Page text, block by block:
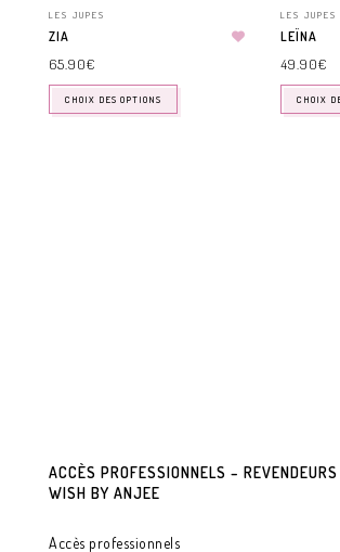
LES JUPES
ZIA
65.90€
CHOIX DES OPTIONS
LES JUPES
LEÏNA
49.90€
CHOIX
ACCÈS PROFESSIONNELS – REVENDEURS
WISH BY ANJEE
Accès professionnels